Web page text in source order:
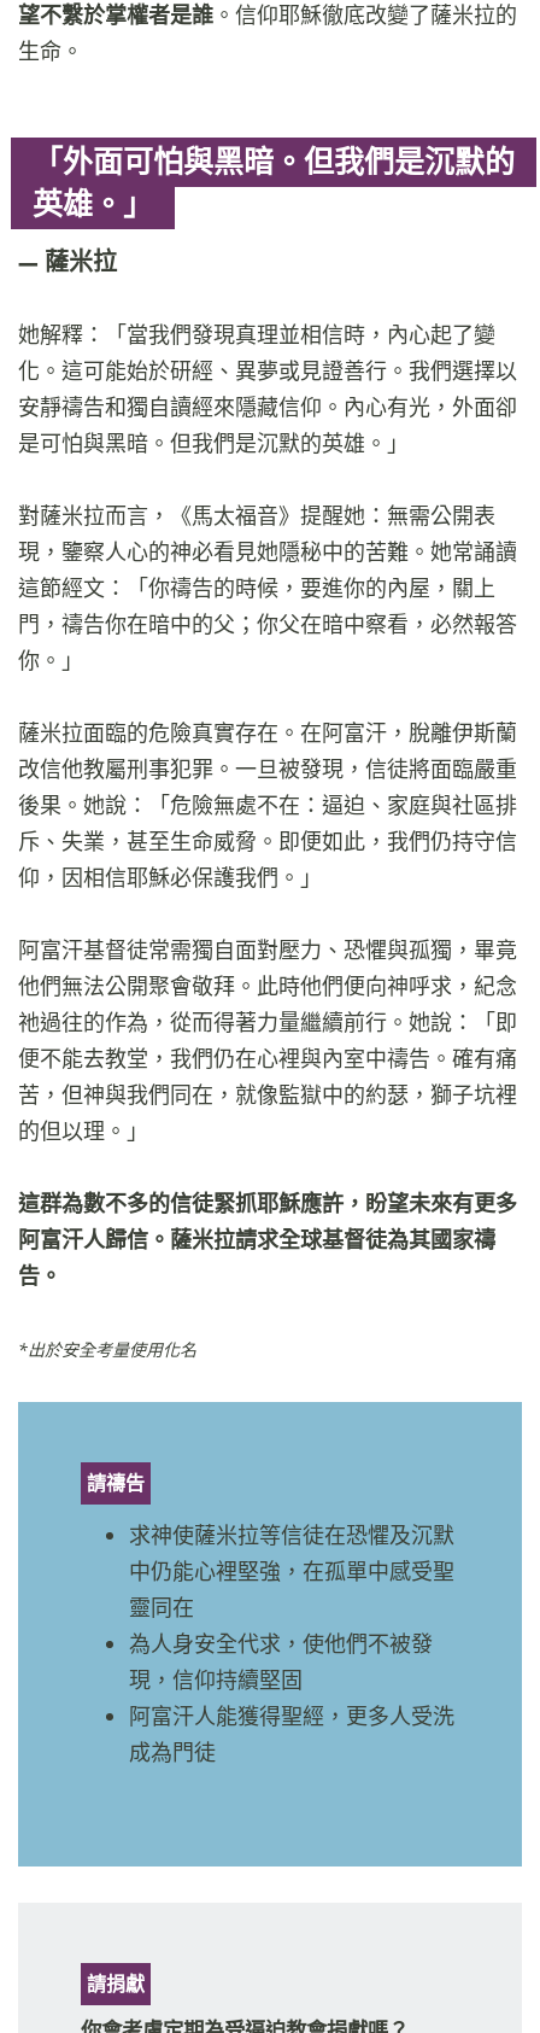
望不繫於掌權者是誰 。信仰耶穌徹底改變了薩米拉的
生命。
「外面可怕與黑暗。但我們是沉默的
英雄。」
薩米拉
她解釋：「當我們發現真理並相信時，內心起了變
化。這可能始於研經、異夢或見證善行。我們選擇以
安靜禱告和獨自讀經來隱藏信仰。內心有光，外面卻
是可怕與黑暗。但我們是沉默的英雄。」
對薩米拉而言，《馬太福音》提醒她：無需公開表
現，鑒察人心的神必看見她隱秘中的苦難。她常誦讀
這節經文：「你禱告的時候，要進你的內屋，關上
門，禱告你在暗中的父；你父在暗中察看，必然報答
你。」
薩米拉面臨的危險真實存在。在阿富汗，脫離伊斯蘭
改信他教屬刑事犯罪。一旦被發現，信徒將面臨嚴重
後果。她說：「危險無處不在：逼迫、家庭與社區排
斥、失業，甚至生命威脅。即便如此，我們仍持守信
仰，因相信耶穌必保護我們。」
阿富汗基督徒常需獨自面對壓力、恐懼與孤獨，畢竟
他們無法公開聚會敬拜。此時他們便向神呼求，紀念
祂過往的作為，從而得著力量繼續前行。她說：「即
便不能去教堂，我們仍在心裡與內室中禱告。確有痛
苦，但神與我們同在，就像監獄中的約瑟，獅子坑裡
的但以理。」
這群為數不多的信徒緊抓耶穌應許，盼望未來有更多
阿富汗人歸信。薩米拉請求全球基督徒為其國家禱
告。
*出於安全考量使用化名
請禱告
求神使薩米拉等信徒在恐懼及沉默
中仍能心裡堅強，在孤單中感受聖
靈同在
為人身安全代求，使他們不被發
現，信仰持續堅固
阿富汗人能獲得聖經，更多人受洗
成為門徒
請捐獻